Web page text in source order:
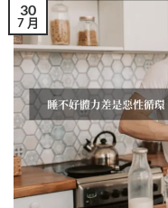
30
7 月